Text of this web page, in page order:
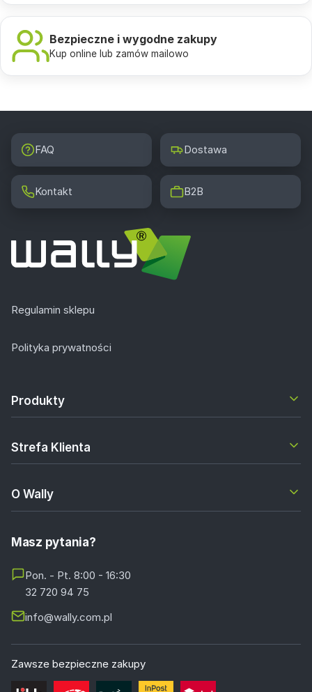
Bezpieczne i wygodne zakupy
Kup online lub zamów mailowo
FAQ Dostawa
Kontakt B2B
Regulamin sklepu
Polityka prywatności
Produkty
Strefa Klienta
O Wally
Masz pytania?
Pon. - Pt. 8:00 - 16:30
32 720 94 75
info@wally.com.pl
Zawsze bezpieczne zakupy